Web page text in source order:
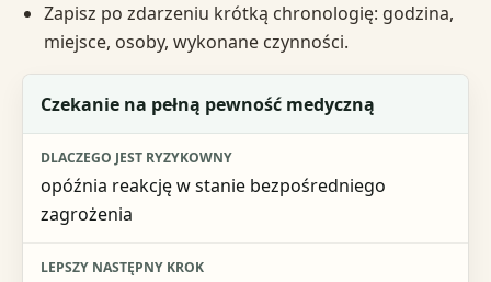
Zapisz po zdarzeniu krótką chronologię: godzina,
miejsce, osoby, wykonane czynności.
Błąd
Dlaczego jest ryzykowny
Lepszy następny krok
Czekanie na pełną pewność medyczną
opóźnia reakcję w stanie bezpośredniego
zagrożenia